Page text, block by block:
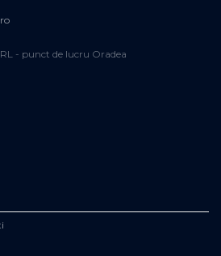
- punct de lucru Oradea